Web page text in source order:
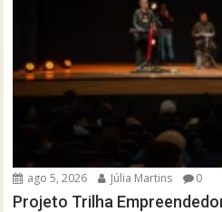
ago 5, 2026 Júlia Martins 0
Projeto Trilha